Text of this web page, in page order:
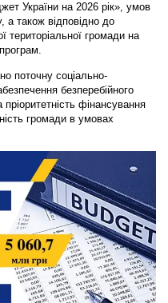
України на 2026 рік», умов
а також відповідно до
територіальної громади на
поточну соціально-
безперебійного
фінансування
громади в умовах